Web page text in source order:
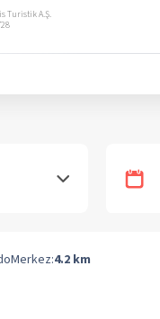
Turistik A.Ş.
Merkez:4.2 km